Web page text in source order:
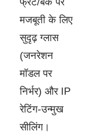
मजबूती के लिए
सुदृढ़ ग्लास
(जनरेशन
मॉडल पर
निर्भर) और IP
रेटिंग-उन्मुख
सीलिंग।